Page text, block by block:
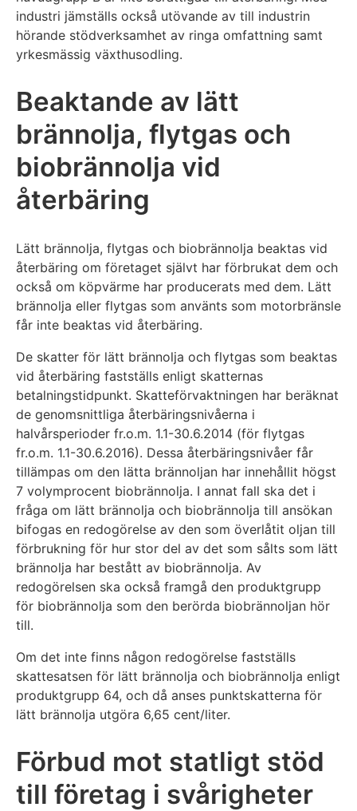
industri jämställs också utövande av till industrin
hörande stödverksamhet av ringa omfattning samt
yrkesmässig växthusodling.
Beaktande av lätt
brännolja, flytgas och
biobrännolja vid
återbäring
Lätt brännolja, flytgas och biobrännolja beaktas vid
återbäring om företaget självt har förbrukat dem och
också om köpvärme har producerats med dem. Lätt
brännolja eller flytgas som använts som motorbränsle
får inte beaktas vid återbäring.
De skatter för lätt brännolja och flytgas som beaktas
vid återbäring fastställs enligt skatternas
betalningstidpunkt. Skatteförvaktningen har beräknat
de genomsnittliga återbäringsnivåerna i
halvårsperioder fr.o.m. 1.1-30.6.2014 (för flytgas
fr.o.m. 1.1-30.6.2016). Dessa återbäringsnivåer får
tillämpas om den lätta brännoljan har innehållit högst
7 volymprocent biobrännolja. I annat fall ska det i
fråga om lätt brännolja och biobrännolja till ansökan
bifogas en redogörelse av den som överlåtit oljan till
förbrukning för hur stor del av det som sålts som lätt
brännolja har bestått av biobrännolja. Av
redogörelsen ska också framgå den produktgrupp
för biobrännolja som den berörda biobrännoljan hör
till.
Om det inte finns någon redogörelse fastställs
skattesatsen för lätt brännolja och biobrännolja enligt
produktgrupp 64, och då anses punktskatterna för
lätt brännolja utgöra 6,65 cent/liter.
Förbud mot statligt stöd
till företag i svårigheter